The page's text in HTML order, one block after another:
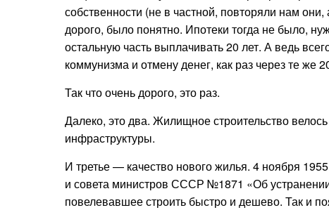
собственности (не в частной, повторяли нам
дорого, было понятно. Ипотеки тогда не было,
остальную часть выплачивать 20 лет. А ведь
коммунизма и отмену денег, как раз через те же
Так что очень дорого, это раз.
Далеко, это два. Жилищное строительство
инфраструктуры.
И третье — качество нового жилья. 4 ноября
и совета министров СССР №1871 «Об
повелевавшее строить быстро и дешево. Так и